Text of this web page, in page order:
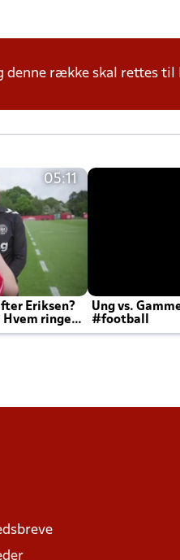
denne række skal rettes til
05:11
Eriksen?
Hvem ringer
Ung vs.
#football